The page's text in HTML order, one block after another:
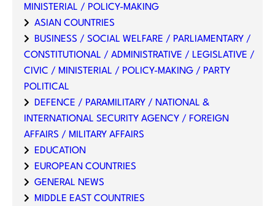
MINISTERIAL / POLICY-MAKING
ASIAN COUNTRIES
BUSINESS / SOCIAL WELFARE / PARLIAMENTARY /
CONSTITUTIONAL / ADMINISTRATIVE / LEGISLATIVE /
CIVIC / MINISTERIAL / POLICY-MAKING / PARTY
POLITICAL
DEFENCE / PARAMILITARY / NATIONAL &
INTERNATIONAL SECURITY AGENCY / FOREIGN
AFFAIRS / MILITARY AFFAIRS
EDUCATION
EUROPEAN COUNTRIES
GENERAL NEWS
MIDDLE EAST COUNTRIES